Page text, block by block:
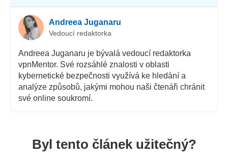
Andreea Juganaru
Vedoucí redaktorka
Andreea Juganaru je bývalá vedoucí redaktorka
vpnMentor. Své rozsáhlé znalosti v oblasti
kybernetické bezpečnosti využívá ke hledání a
analýze způsobů, jakými mohou naši čtenáři chránit
své online soukromí.
Byl tento článek užitečný?